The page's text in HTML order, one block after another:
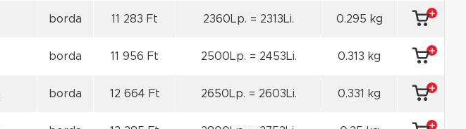
borda 11 283 Ft 2360Lp. = 2313Li. 0.295 kg
borda 11 956 Ft 2500Lp. = 2453Li. 0.313 kg
borda 12 664 Ft 2650Lp. = 2603Li. 0.331 kg